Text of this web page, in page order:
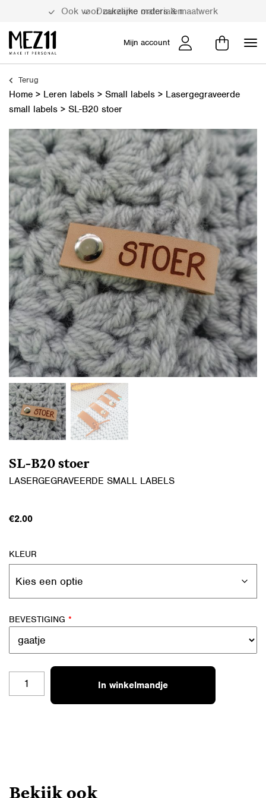
Duurzame materialen
Mijn account
Terug
Home > Leren labels > Small labels > Lasergegraveerde
small labels > SL-B20 stoer
SL-B20 stoer
LASERGEGRAVEERDE SMALL LABELS
€2.00
KLEUR
BEVESTIGING *
In winkelmandje